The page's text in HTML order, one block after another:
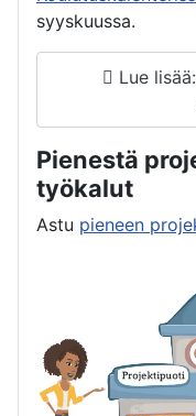
syyskuussa.
Lue
Pienestä
työkalut
Astu pieneen